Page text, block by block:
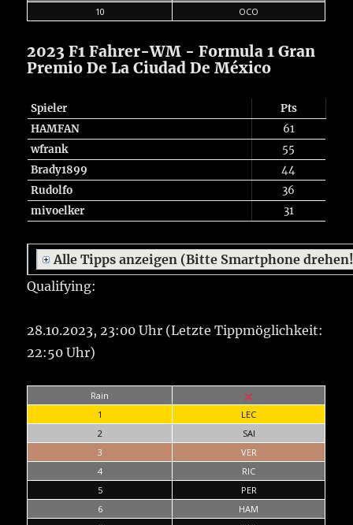
10
OCO
2023 F1 Fahrer-WM - Formula 1 Gran
Premio De La Ciudad De México
Spieler
Pts
HAMFAN
61
wfrank
55
Brady1899
44
Rudolfo
36
mivoelker
31
Alle Tipps anzeigen (Bitte Smartphone
Qualifying:
28.10.2023, 23:00 Uhr (Letzte Tippmöglichkeit:
22:50 Uhr)
Rain
1
LEC
2
SAI
3
VER
4
RIC
5
PER
6
HAM